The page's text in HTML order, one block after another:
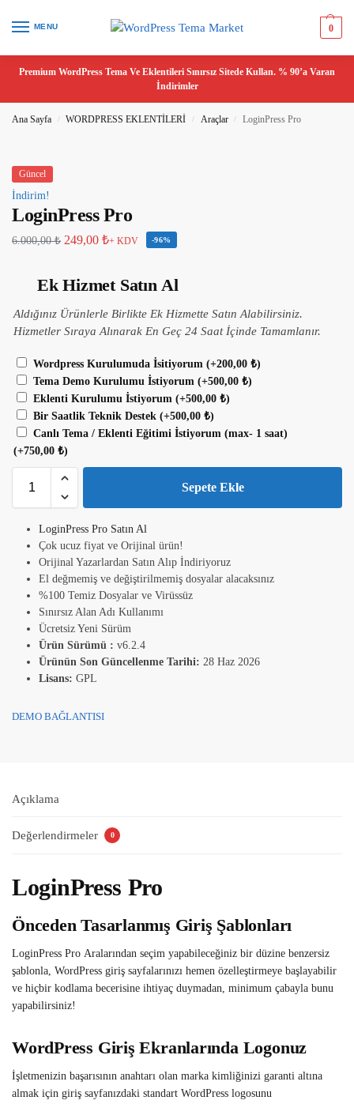
MENU 0
Premium WordPress Tema Ve Eklentileri Sınırsız Sitede Kullan. % 90’a Varan
İndirimler
Ana Sayfa / WORDPRESS EKLENTİLERİ / Araçlar / LoginPress Pro
Güncel
İndirim!
LoginPress Pro
6.000,00₺ 249,00 ₺+ KDV -96%
Ek Hizmet Satın Al
Aldığınız Ürünlerle Birlikte Ek Hizmette Satın Alabilirsiniz.
Hizmetler Sıraya Alınarak En Geç 24 Saat İçinde Tamamlanır.
Wordpress Kurulumuda İsitiyorum (+200,00 ₺)
Tema Demo Kurulumu İstiyorum (+500,00 ₺)
Eklenti Kurulumu İstiyorum (+500,00 ₺)
Bir Saatlik Teknik Destek (+500,00 ₺)
Canlı Tema / Eklenti Eğitimi İstiyorum (max- 1 saat)
(+750,00 ₺)
Sepete Ekle
LoginPress Pro Satın Al
Çok ucuz fiyat ve Orijinal ürün!
Orijinal Yazarlardan Satın Alıp İndiriyoruz
El değmemiş ve değiştirilmemiş dosyalar alacaksınız
%100 Temiz Dosyalar ve Virüssüz
Sınırsız Alan Adı Kullanımı
Ücretsiz Yeni Sürüm
Ürün Sürümü : v6.2.4
Ürünün Son Güncellenme Tarihi: 28 Haz 2026
Lisans: GPL
DEMO BAĞLANTISI
Açıklama
Değerlendirmeler 0
LoginPress Pro
Önceden Tasarlanmış Giriş Şablonları
LoginPress Pro Aralarından seçim yapabileceğiniz bir düzine benzersiz
şablonla, WordPress giriş sayfalarınızı hemen özelleştirmeye başlayabilir
ve hiçbir kodlama becerisine ihtiyaç duymadan, minimum çabayla bunu
yapabilirsiniz!
WordPress Giriş Ekranlarında Logonuz
İşletmenizin başarısının anahtarı olan marka kimliğinizi garanti altına
almak için giriş sayfanızdaki standart WordPress logosunu